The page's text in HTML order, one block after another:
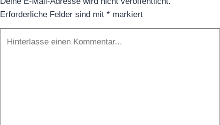
Erforderliche Felder sind mit * markiert